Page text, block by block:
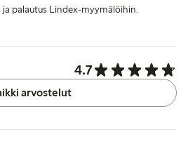
palautus Lindex-myymälöihin.
4.7
arvostelut